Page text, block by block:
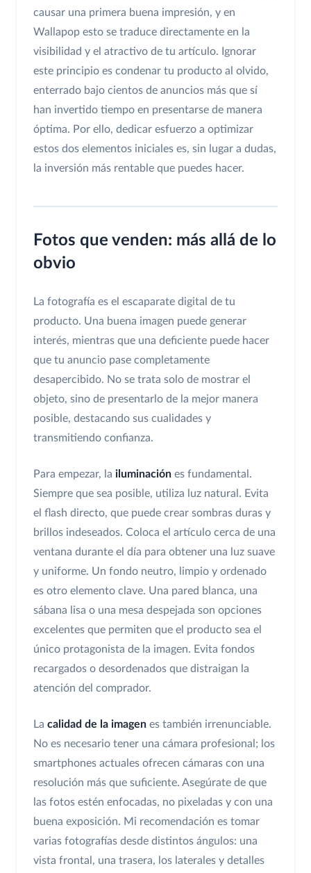
causar una primera buena impresión, y en
Wallapop esto se traduce directamente en la
visibilidad y el atractivo de tu artículo. Ignorar
este principio es condenar tu producto al olvido,
enterrado bajo cientos de anuncios más que sí
han invertido tiempo en presentarse de manera
óptima. Por ello, dedicar esfuerzo a optimizar
estos dos elementos iniciales es, sin lugar a dudas,
la inversión más rentable que puedes hacer.
Fotos que venden: más allá de lo
obvio
La fotografía es el escaparate digital de tu
producto. Una buena imagen puede generar
interés, mientras que una deficiente puede hacer
que tu anuncio pase completamente
desapercibido. No se trata solo de mostrar el
objeto, sino de presentarlo de la mejor manera
posible, destacando sus cualidades y
transmitiendo confianza.
Para empezar, la iluminación es fundamental.
Siempre que sea posible, utiliza luz natural. Evita
el flash directo, que puede crear sombras duras y
brillos indeseados. Coloca el artículo cerca de una
ventana durante el día para obtener una luz suave
y uniforme. Un fondo neutro, limpio y ordenado
es otro elemento clave. Una pared blanca, una
sábana lisa o una mesa despejada son opciones
excelentes que permiten que el producto sea el
único protagonista de la imagen. Evita fondos
recargados o desordenados que distraigan la
atención del comprador.
La calidad de la imagen es también irrenunciable.
No es necesario tener una cámara profesional; los
smartphones actuales ofrecen cámaras con una
resolución más que suficiente. Asegúrate de que
las fotos estén enfocadas, no pixeladas y con una
buena exposición. Mi recomendación es tomar
varias fotografías desde distintos ángulos: una
vista frontal, una trasera, los laterales y detalles